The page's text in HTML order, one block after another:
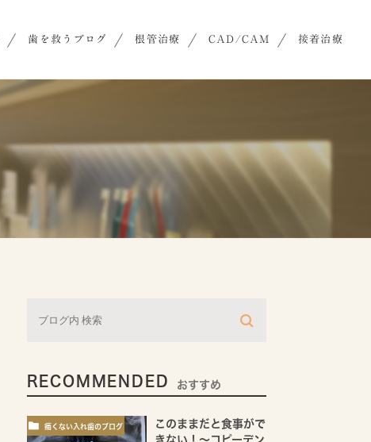
歯を救うブログ 根管治療 CAD/CAM 接着治療
RECOMMENDED おすすめ
痛くない入れ歯のブログ
このままだと食事がで
きない！～コピーデン